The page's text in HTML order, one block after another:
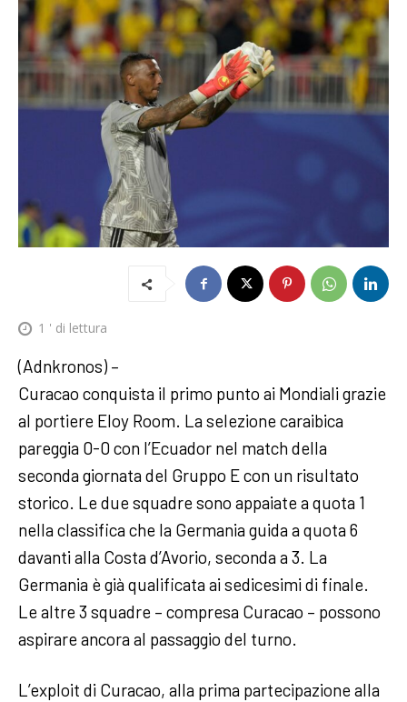
1 ' di lettura
(Adnkronos) –
Curacao conquista il primo punto ai Mondiali grazie
al portiere Eloy Room. La selezione caraibica
pareggia 0-0 con l’Ecuador nel match della
seconda giornata del Gruppo E con un risultato
storico. Le due squadre sono appaiate a quota 1
nella classifica che la Germania guida a quota 6
davanti alla Costa d’Avorio, seconda a 3. La
Germania è già qualificata ai sedicesimi di finale.
Le altre 3 squadre – compresa Curacao – possono
aspirare ancora al passaggio del turno.
L’exploit di Curacao, alla prima partecipazione alla